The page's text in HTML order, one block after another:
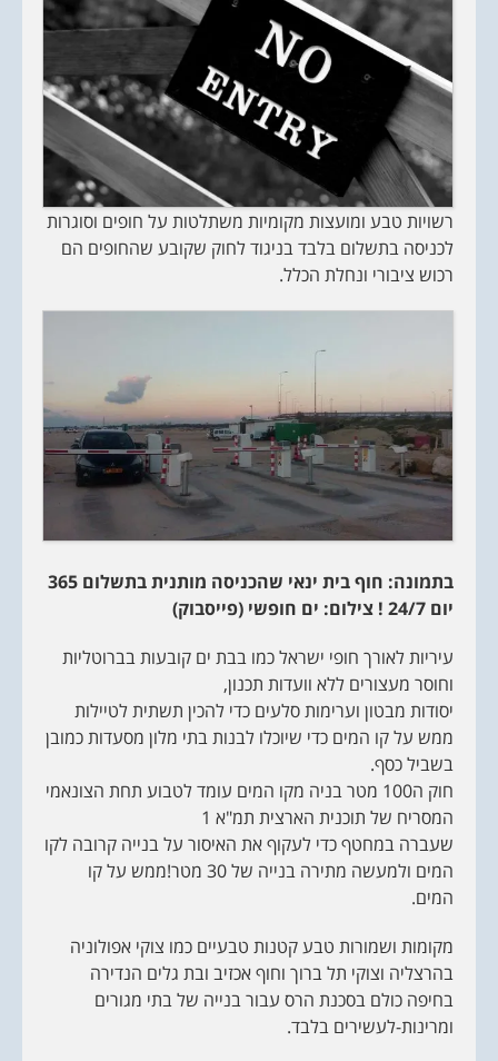
רשויות טבע ומועצות מקומיות משתלטות על חופים וסוגרות
לכניסה בתשלום בלבד בניגוד לחוק שקובע שהחופים הם
רכוש ציבורי ונחלת הכלל.
בתמונה: חוף בית ינאי שהכניסה מותנית בתשלום 365
יום 24/7 ! צילום: ים חופשי (פייסבוק)
עיריות לאורך חופי ישראל כמו בבת ים קובעות בברוטליות
וחוסר מעצורים ללא וועדות תכנון,
יסודות מבטון וערימות סלעים כדי להכין תשתית לטיילות
ממש על קו המים כדי שיוכלו לבנות בתי מלון מסעדות כמובן
בשביל כסף.
חוק ה100 מטר בניה מקו המים עומד לטבוע תחת הצונאמי
המסריח של תוכנית הארצית תמ"א 1
שעברה במחטף כדי לעקוף את האיסור על בנייה קרובה לקו
המים ולמעשה מתירה בנייה של 30 מטר!ממש על קו
המים.
מקומות ושמורות טבע קטנות טבעיים כמו צוקי אפולוניה
בהרצליה וצוקי תל ברוך וחוף אכזיב ובת גלים הנדירה
בחיפה כולם בסכנת הרס עבור בנייה של בתי מגורים
ומרינות-לעשירים בלבד.